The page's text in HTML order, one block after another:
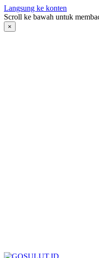
Langsung ke konten
Scroll ke bawah untuk
×